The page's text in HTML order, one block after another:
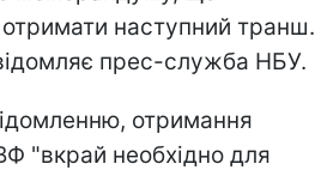
наступний транш.
прес-служба НБУ.
отримання
"вкрай необхідно для